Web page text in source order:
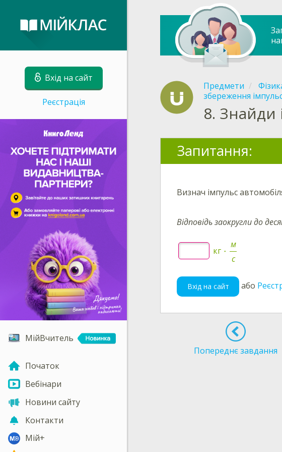
Вхід на сайт
Реєстрація
МійВчитель
Початок
Вебінари
Новини сайту
Контакти
Мій+
Предмети
збереження
8. Знайди
Запитання:
Визнач імпульс
Відповідь заокругли до
кг ⋅
м
с
Вхід на сайт або
Попереднє завдання